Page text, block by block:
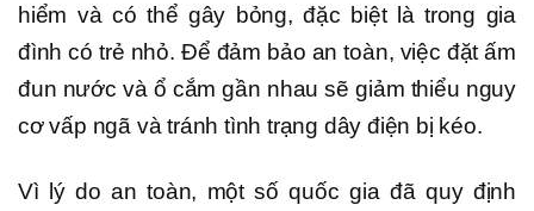
hiểm và có thể gây bỏng, đặc biệt là trong gia
đình có trẻ nhỏ. Để đảm bảo an toàn, việc đặt ấm
đun nước và ổ cắm gần nhau sẽ giảm thiểu nguy
cơ vấp ngã và tránh tình trạng dây điện bị kéo.
Vì lý do an toàn, một số quốc gia đã quy định